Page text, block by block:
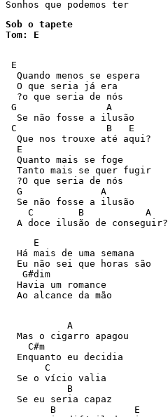
Sob o tapete
E
  Quando menos se espera
  O que seria já era
  ?o que seria de nós
G                A
  Se não fosse a ilusão
C                B   E
  Que nos trouxe até aqui?
  E
  Quanto mais se foge
  Tanto mais se quer fugir
  ?O que seria de nós
  G              A
  Se não fosse a ilusão
    C        B           A
  A doce ilusão de conseguir?
     E
  Há mais de uma semana
  Eu não sei que horas são
   G#dim
  Havia um romance
  Ao alcance da mão
           A
  Mas o cigarro apagou
    C#m
  Enquanto eu decidia
       C
  Se o vício valia
           B
  Se eu seria capaz
        B              E